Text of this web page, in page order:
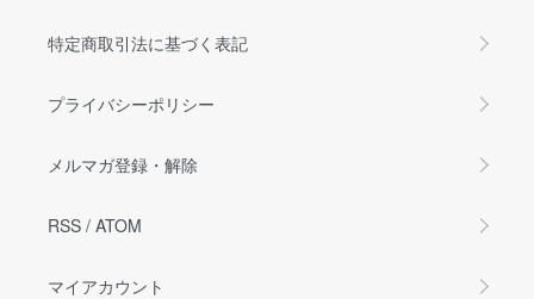
特定商取引法に基づく表記
プライバシーポリシー
メルマガ登録・解除
RSS / ATOM
マイアカウント